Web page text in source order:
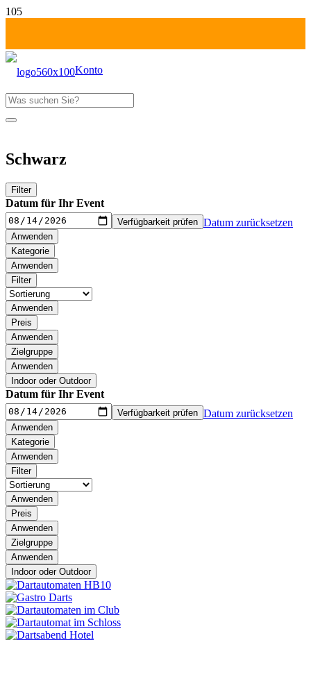
Konto
Schwarz
Filter
Datum für Ihr Event
Verfügbarkeit prüfen Datum zurücksetzen
Anwenden
Kategorie
Anwenden
Filter
Anwenden
Preis
Anwenden
Zielgruppe
Anwenden
Indoor oder Outdoor
Datum für Ihr Event
Verfügbarkeit prüfen Datum zurücksetzen
Anwenden
Kategorie
Anwenden
Filter
Anwenden
Preis
Anwenden
Zielgruppe
Anwenden
Indoor oder Outdoor